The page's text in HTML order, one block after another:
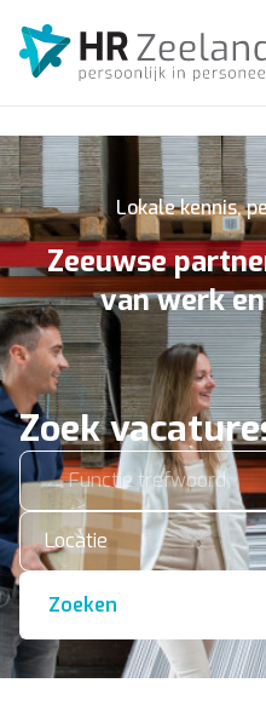
Lokale kennis,
Zeeuwse
van werk
Zoek
Locatie
Zoeken